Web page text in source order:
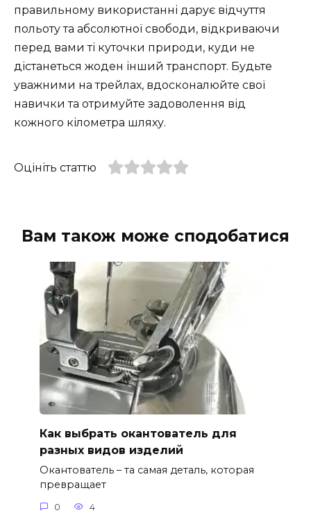
правильному використанні дарує відчуття
польоту та абсолютної свободи, відкриваючи
перед вами ті куточки природи, куди не
дістанеться жоден інший транспорт. Будьте
уважними на трейлах, вдосконалюйте свої
навички та отримуйте задоволення від
кожного кілометра шляху.
Оцініть статтю
Вам також може сподобатися
Как выбрать окантователь для
разных видов изделий
Окантователь – та самая деталь, которая
превращает
0 4